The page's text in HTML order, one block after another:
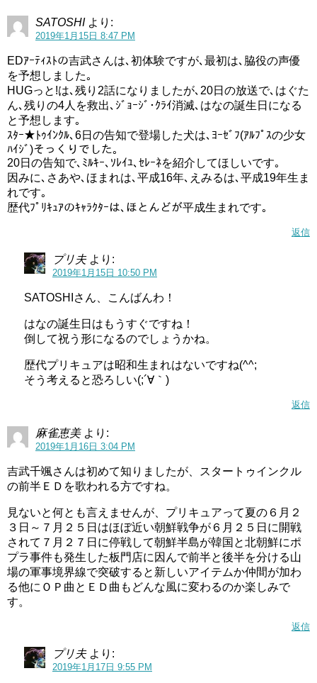
吉武千颯さんは、サンリオのテレビ番組でコーナー曲の歌
唱を担当しています。
残念ながらコーナー曲は見当たらなかったのですが、吉武
千颯さんの歌っている動画を見つけたので貼っておきま
す。
吉武千颯さんは今まで、
島県のイベントステージで、歌や踊りのパフォーマンス
歌唱力については、ステージで鍛えられているので問題な
いかと思います。
プリキュアのエンディングテーマという、アニソンをどん
な風に歌ってくれるのか楽しみですね。
関連記事 キュアヘブンの声優は?変身前や必殺技などキャラクター紹介!
関連記事
吉武千颯の年齢はいくつ？
コメントはお気軽に♪
キュアコンプリートではコメントは歓迎ですので 気軽に書
き込んでください（＾＾
但し初めてのコメントに対しては承認制となっていますの
他人を不快させるコメントやケンカとなるようなコメント
は 承認できない場合や削除する可能性もあるのでこちらも
ご了承くださいm(__)m
SATOSHI より:
2019年1月15日 8:47 PM
EDｱｰﾃｨｽﾄの吉武さんは､初体験ですが､最初は､脇役の声優
を予想しました｡
HUGっと!は､残り2話になりましたが､20日の放送で､はぐた
ん､残りの4人を救出､ｼﾞｮｰｼﾞ･ｸﾗｲ消滅､はなの誕生日になる
と予想します｡
ｽﾀｰ★ﾄｩｲﾝｸﾙ､6日の告知で登場した犬は､ﾖｰｾﾞﾌ(ｱﾙﾌﾟｽの少女
ﾊｲｼﾞ)そっくりでした｡
20日の告知で､ﾐﾙｷｰ､ｿﾚｲﾕ､ｾﾚｰﾈを紹介してほしいです｡
因みに､さあや､ほまれは､平成16年､えみるは､平成19年生ま
れです｡
歴代ﾌﾟﾘｷｭｱのｷｬﾗｸﾀｰは､ほとんどが平成生まれです｡
返信
プリ夫 より:
2019年1月15日 10:50 PM
SATOSHIさん、こんばんわ！
はなの誕生日はもうすぐですね！
倒して祝う形になるのでしょうかね。
歴代プリキュアは昭和生まれはないですね(^^;
そう考えると恐ろしい(;´∀｀)
返信
麻雀恵美 より:
2019年1月16日 3:04 PM
吉武千颯さんは初めて知りましたが、スタートゥインクル
の前半ＥＤを歌われる方ですね。
見ないと何とも言えませんが、プリキュアって夏の６月２
３日～７月２５日はほぼ近い朝鮮戦争が６月２５日に開戦
されて７月２７日に停戦して朝鮮半島が韓国と北朝鮮にポ
プラ事件も発生した板門店に因んで前半と後半を分ける山
場の軍事境界線で突破すると新しいアイテムか仲間が加わ
る他にＯＰ曲とＥＤ曲もどんな風に変わるのか楽しみで
す。
返信
プリ夫 より:
2019年1月17日 9:55 PM